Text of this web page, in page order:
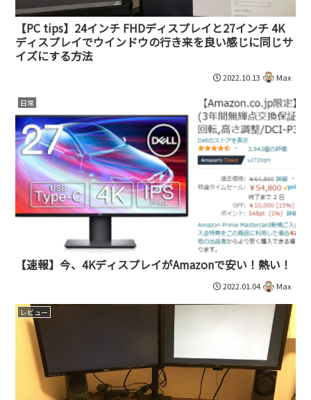
【PC tips】24インチ FHDディスプレイと27インチ 4K
ディスプレイでウインドウの行き来を良い感じに同じサ
イズにする方法
2022.10.13 Max
日常
【速報】今、4KディスプレイがAmazonで安い！熱い！
2022.01.04 Max
レビュー